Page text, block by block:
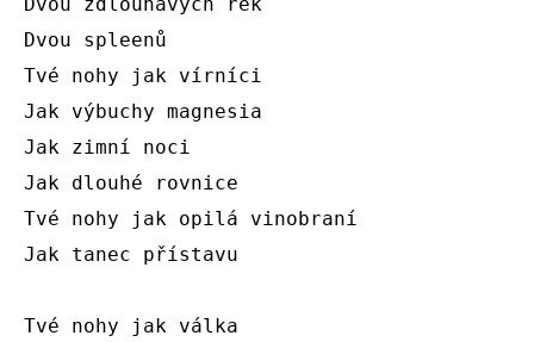
Dvou spleenů
Tvé nohy jak vírníci
Jak výbuchy magnesia
Jak zimní noci
Jak dlouhé rovnice
Tvé nohy jak opilá vinobraní
Jak tanec přístavu
Tvé nohy jak válka